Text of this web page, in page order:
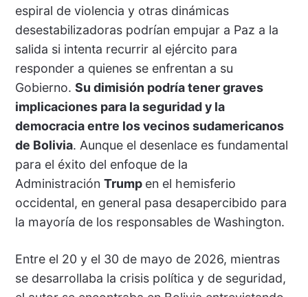
espiral de violencia y otras dinámicas
desestabilizadoras podrían empujar a Paz a la
salida si intenta recurrir al ejército para
responder a quienes se enfrentan a su
Gobierno. Su dimisión podría tener graves
implicaciones para la seguridad y la
democracia entre los vecinos sudamericanos
de Bolivia. Aunque el desenlace es fundamental
para el éxito del enfoque de la
Administración Trump en el hemisferio
occidental, en general pasa desapercibido para
la mayoría de los responsables de Washington.
Entre el 20 y el 30 de mayo de 2026, mientras
se desarrollaba la crisis política y de seguridad,